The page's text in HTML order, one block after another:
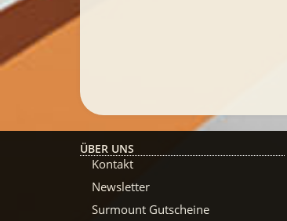
ÜBER UNS
Kontakt
Newsletter
Surmount Gutscheine